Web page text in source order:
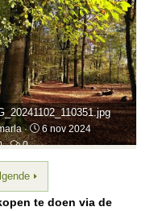
6 nov 2024
0
te doen via de